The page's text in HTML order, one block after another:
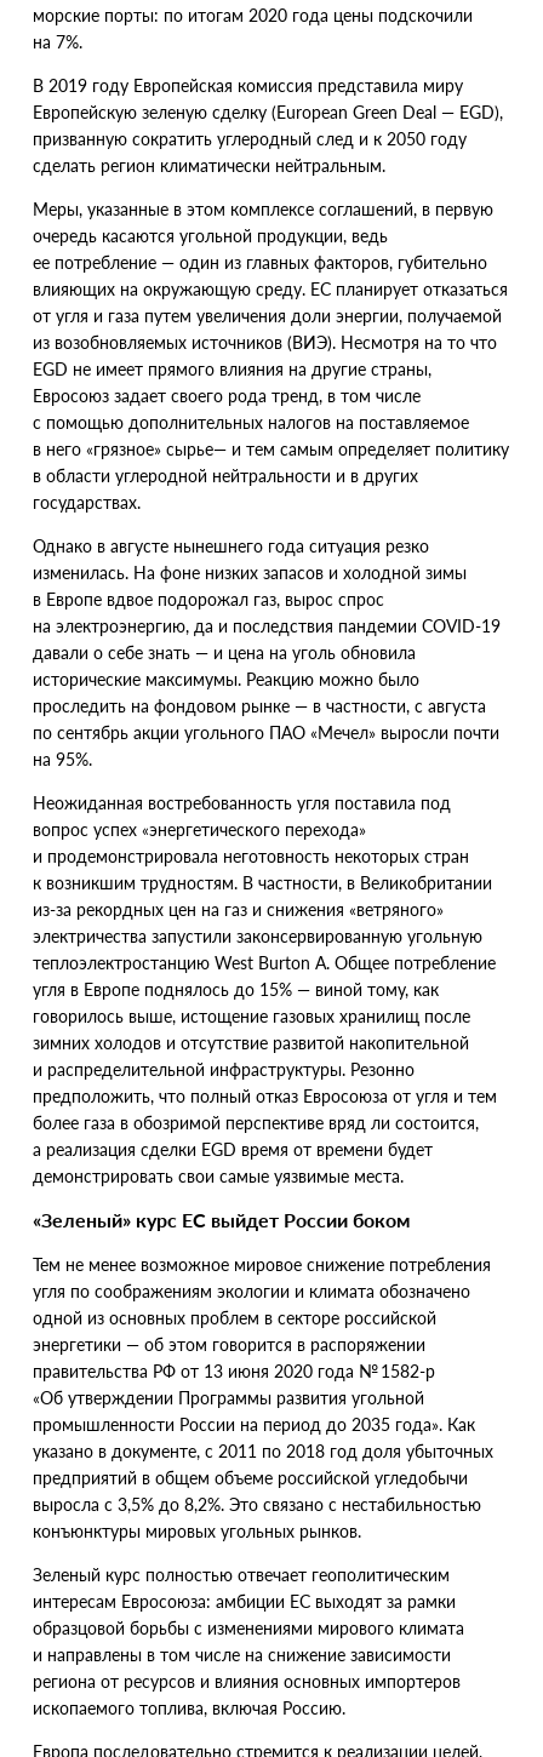
морские порты: по итогам 2020 года цены подскочили
на 7%.
В 2019 году Европейская комиссия представила миру
Европейскую зеленую сделку (European Green Deal — EGD),
призванную сократить углеродный след и к 2050 году
сделать регион климатически нейтральным.
Меры, указанные в этом комплексе соглашений, в первую
очередь касаются угольной продукции, ведь
ее потребление — один из главных факторов, губительно
влияющих на окружающую среду. ЕС планирует отказаться
от угля и газа путем увеличения доли энергии, получаемой
из возобновляемых источников (ВИЭ). Несмотря на то что
EGD не имеет прямого влияния на другие страны,
Евросоюз задает своего рода тренд, в том числе
с помощью дополнительных налогов на поставляемое
в него «грязное» сырье— и тем самым определяет политику
в области углеродной нейтральности и в других
государствах.
Однако в августе нынешнего года ситуация резко
изменилась. На фоне низких запасов и холодной зимы
в Европе вдвое подорожал газ, вырос спрос
на электроэнергию, да и последствия пандемии COVID-19
давали о себе знать — и цена на уголь обновила
исторические максимумы. Реакцию можно было
проследить на фондовом рынке — в частности, с августа
по сентябрь акции угольного ПАО «Мечел» выросли почти
на 95%.
Неожиданная востребованность угля поставила под
вопрос успех «энергетического перехода»
и продемонстрировала неготовность некоторых стран
к возникшим трудностям. В частности, в Великобритании
из-за рекордных цен на газ и снижения «ветряного»
электричества запустили законсервированную угольную
теплоэлектростанцию West Burton A. Общее потребление
угля в Европе поднялось до 15% — виной тому, как
говорилось выше, истощение газовых хранилищ после
зимних холодов и отсутствие развитой накопительной
и распределительной инфраструктуры. Резонно
предположить, что полный отказ Евросоюза от угля и тем
более газа в обозримой перспективе вряд ли состоится,
а реализация сделки EGD время от времени будет
демонстрировать свои самые уязвимые места.
«Зеленый» курс ЕС выйдет России боком
Тем не менее возможное мировое снижение потребления
угля по соображениям экологии и климата обозначено
одной из основных проблем в секторе российской
энергетики — об этом говорится в распоряжении
правительства РФ от 13 июня 2020 года № 1582-р
«Об утверждении Программы развития угольной
промышленности России на период до 2035 года». Как
указано в документе, с 2011 по 2018 год доля убыточных
предприятий в общем объеме российской угледобычи
выросла с 3,5% до 8,2%. Это связано с нестабильностью
конъюнктуры мировых угольных рынков.
Зеленый курс полностью отвечает геополитическим
интересам Евросоюза: амбиции ЕС выходят за рамки
образцовой борьбы с изменениями мирового климата
и направлены в том числе на снижение зависимости
региона от ресурсов и влияния основных импортеров
ископаемого топлива, включая Россию.
Европа последовательно стремится к реализации целей,